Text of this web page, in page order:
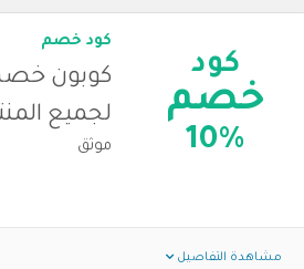
كود
خصم
10%
كود خصم
كوبون خصم
لجميع
موثق
مشاهدة التفاصيل